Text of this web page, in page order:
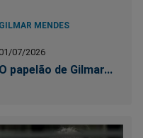
GILMAR MENDES
01/07/2026
O papelão de Gilmar...